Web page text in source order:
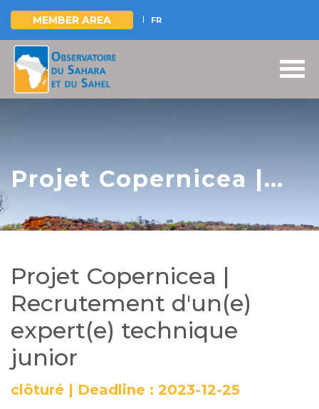
Skip
main
MEMBER AREA FR
Projet Copernicea |
expert(e) technique
junior
Projet Copernicea |
Recrutement d'un(e)
expert(e) technique
junior
clôturé | Deadline : 2023-12-25